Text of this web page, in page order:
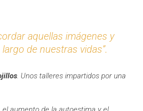
aquellas imágenes y
de nuestras vidas”.
. Unos talleres impartidos por una